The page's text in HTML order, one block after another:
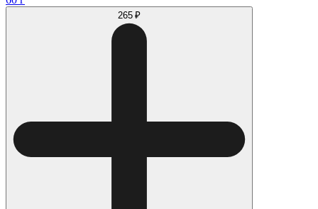
265 ₽